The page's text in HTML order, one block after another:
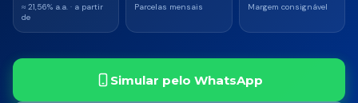
Antecipação do 13º
Refinanciamento
≈ 21,56% a.a. · a partir
de
Parcelas mensais Margem consignável
Simular pelo WhatsApp